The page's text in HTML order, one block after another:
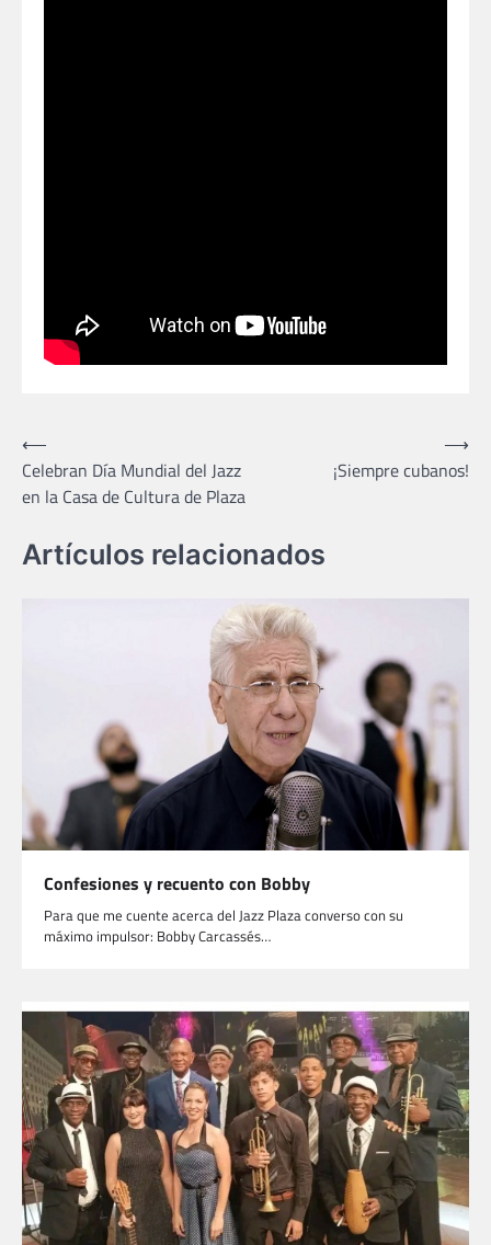
Navegación
de
entradas
⟵
Celebran Día Mundial del Jazz
en la Casa de Cultura de Plaza
¡Siempre cubanos!
⟶
Artículos relacionados
Confesiones y recuento con Bobby
Para que me cuente acerca del Jazz Plaza converso con su
máximo impulsor: Bobby Carcassés…